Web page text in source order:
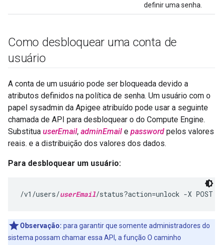
definir uma senha.
Como desbloquear uma conta de
usuário
A conta de um usuário pode ser bloqueada devido a
atributos definidos na política de senha. Um usuário com o
papel sysadmin da Apigee atribuído pode usar a seguinte
chamada de API para desbloquear o do Compute Engine.
Substitua userEmail, adminEmail e password pelos valores
reais. e a distribuição dos valores dos dados.
Para desbloquear um usuário:
/v1/users/userEmail/status?action=unlock -X POST
Observação: para garantir que somente administradores do
sistema possam chamar essa API, a função O caminho